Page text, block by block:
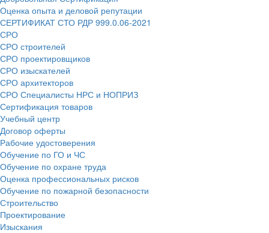
Оценка опыта и деловой репутации
СЕРТИФИКАТ СТО РДР 999.0.06-2021
СРО
СРО строителей
СРО проектировщиков
СРО изыскателей
СРО архитекторов
СРО Специалисты НРС и НОПРИЗ
Сертификация товаров
Учебный центр
Договор оферты
Рабочие удостоверения
Обучение по ГО и ЧС
Обучение по охране труда
Оценка профессиональных рисков
Обучение по пожарной безопасности
Строительство
Проектирование
Изыскания